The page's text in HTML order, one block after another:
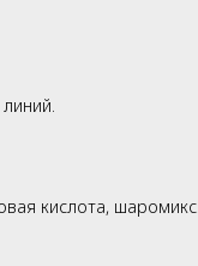
кислота, шаромикс.